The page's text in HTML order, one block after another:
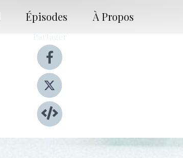
Épisodes À Propos